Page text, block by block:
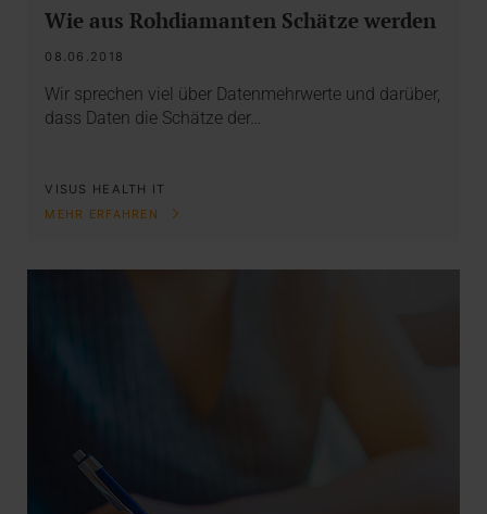
Wie aus Rohdiamanten Schätze werden
08.06.2018
Wir sprechen viel über Datenmehrwerte und darüber,
dass Daten die Schätze der…
VISUS HEALTH IT
MEHR ERFAHREN